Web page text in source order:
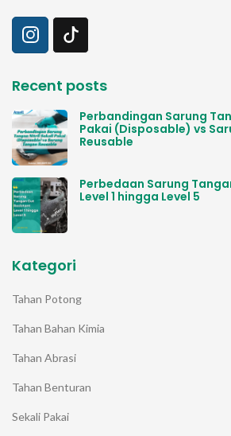
Recent posts
Perbandingan Sarung
Pakai (Disposable) vs
Reusable
Perbedaan Sarung
Level 1 hingga Level 5
Kategori
Tahan Potong
Tahan Bahan Kimia
Tahan Abrasi
Tahan Benturan
Sekali Pakai